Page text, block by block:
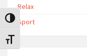
Nagy kontraszt váltása
Betűméret váltása
Relax
Sport